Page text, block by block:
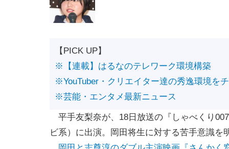
【PICK UP】
※【連載】はるなのテレワーク環境構築
※YouTuber・クリエイター達の秀逸環境を
※芸能・エンタメ最新ニュース
平手友梨奈が、18日放送の『しゃべくり
ビ系）に出演。岡田将生に対する苦手意識を